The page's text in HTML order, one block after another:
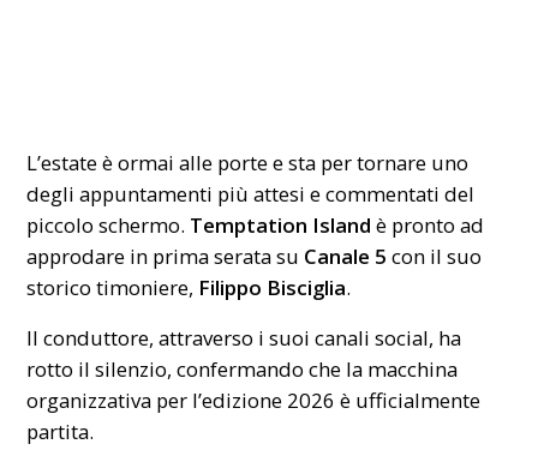
L’estate è ormai alle porte e sta per tornare uno
degli appuntamenti più attesi e commentati del
piccolo schermo. Temptation Island è pronto ad
approdare in prima serata su Canale 5 con il suo
storico timoniere, Filippo Bisciglia.
Il conduttore, attraverso i suoi canali social, ha
rotto il silenzio, confermando che la macchina
organizzativa per l’edizione 2026 è ufficialmente
partita.